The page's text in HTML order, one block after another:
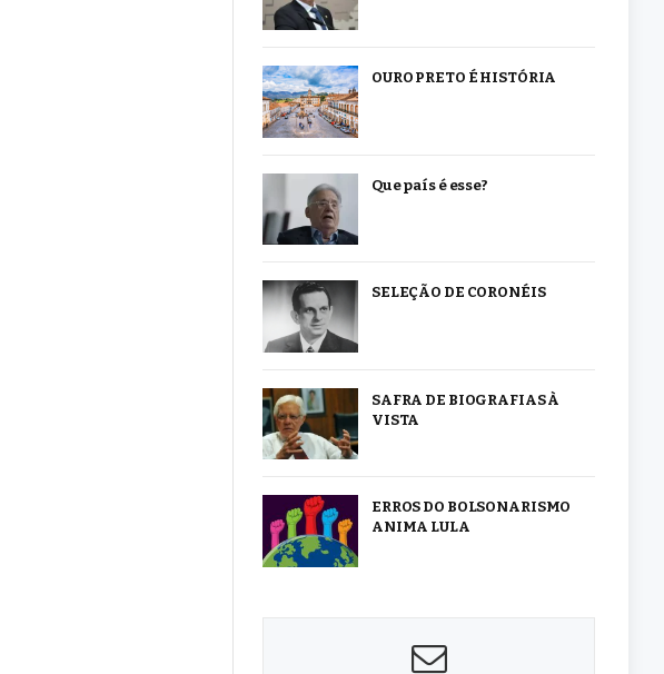
OURO PRETO É HISTÓRIA
Que país é esse?
SELEÇÃO DE CORONÉIS
SAFRA DE BIOGRAFIAS À
VISTA
ERROS DO BOLSONARISMO
ANIMA LULA